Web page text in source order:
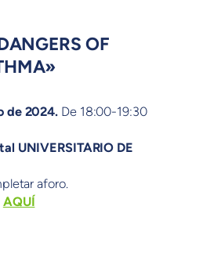
OF
de 2024. De 18:00-19:30
UNIVERSITARIO DE
aforo.
AQUÍ